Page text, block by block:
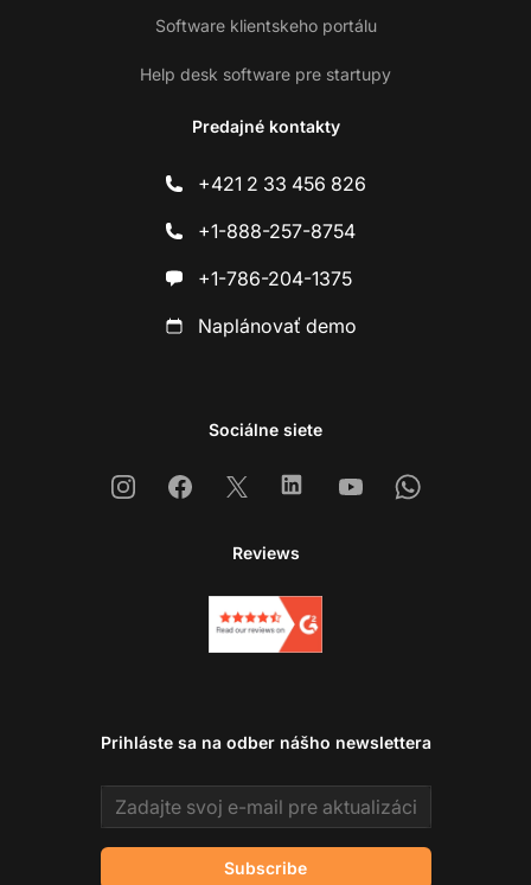
Software klientskeho portálu
Help desk software pre startupy
Predajné kontakty
+421 2 33 456 826
+1-888-257-8754
+1-786-204-1375
Naplánovať demo
Sociálne siete
InstagramFacebook
X LinkedinYoutubeWhatsapp
Reviews
Prihláste sa na odber nášho newslettera
Email address
Subscribe